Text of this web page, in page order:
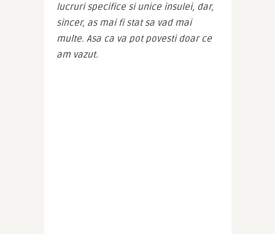
lucruri specifice si unice insulei, dar,
sincer, as mai fi stat sa vad mai
multe. Asa ca va pot povesti doar ce
am vazut.